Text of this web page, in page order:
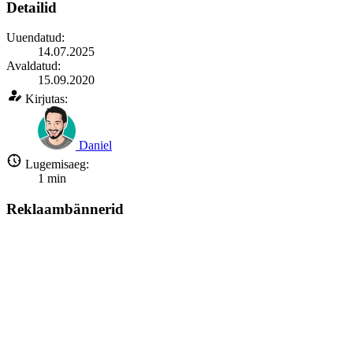
Detailid
Uuendatud:
14.07.2025
Avaldatud:
15.09.2020
Kirjutas:
Daniel
Lugemisaeg:
1 min
Reklaambännerid